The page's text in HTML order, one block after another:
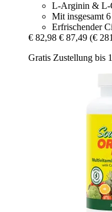
L-Arginin & L-
Mit insgesamt
Erfrischender
€ 82,98 € 87,49 (€
Gratis Zustellung bis